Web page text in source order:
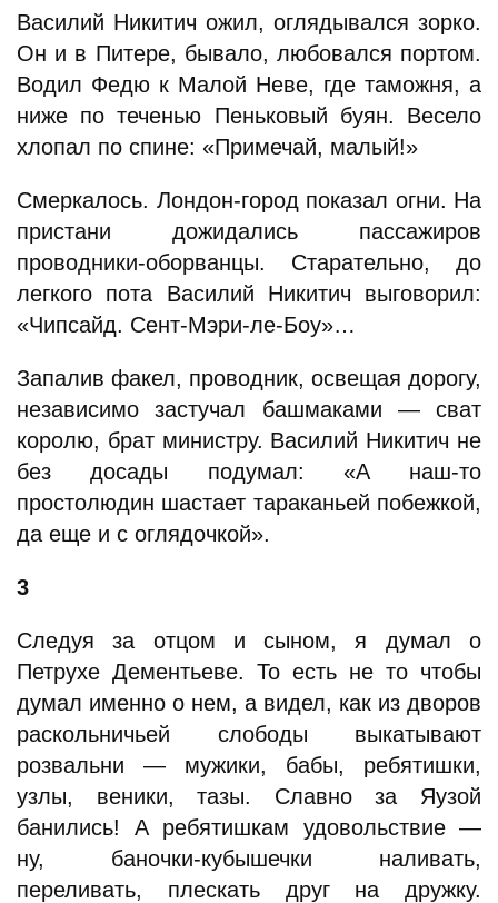
Василий Никитич ожил, оглядывался зорко.
Он и в Питере, бывало, любовался портом.
Водил Федю к Малой Неве, где таможня, а
ниже по теченью Пеньковый буян. Весело
хлопал по спине: «Примечай, малый!»
Смеркалось. Лондон-город показал огни. На
пристани дожидались пассажиров
проводники-оборванцы. Старательно, до
легкого пота Василий Никитич выговорил:
«Чипсайд. Сент-Мэри-ле-Боу»…
Запалив факел, проводник, освещая дорогу,
независимо застучал башмаками — сват
королю, брат министру. Василий Никитич не
без досады подумал: «А наш-то
простолюдин шастает тараканьей побежкой,
да еще и с оглядочкой».
3
Следуя за отцом и сыном, я думал о
Петрухе Дементьеве. То есть не то чтобы
думал именно о нем, а видел, как из дворов
раскольничьей слободы выкатывают
розвальни — мужики, бабы, ребятишки,
узлы, веники, тазы. Славно за Яузой
банились! А ребятишкам удовольствие —
ну, баночки-кубышечки наливать,
переливать, плескать друг на дружку.